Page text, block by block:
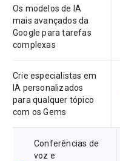
Os modelos de IA
mais avançados da
Google para tarefas
complexas
Crie especialistas em
IA personalizados
para qualquer tópico
com os Gems
Conferências de
voz e